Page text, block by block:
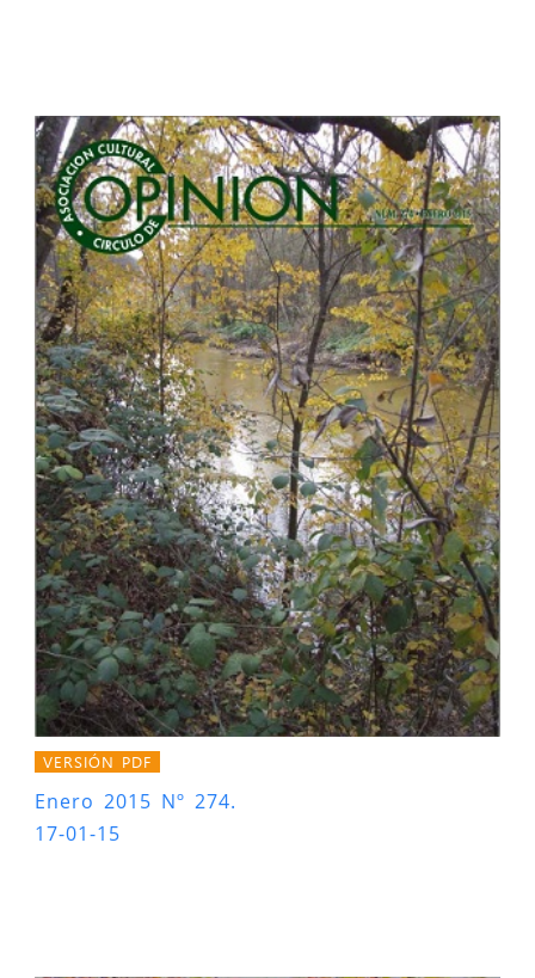
VERSIÓN PDF
Enero 2015 Nº 274.
17-01-15